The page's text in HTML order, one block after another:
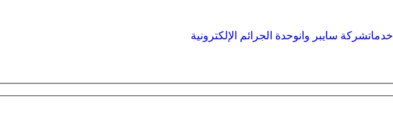
خدماتشركة سايبر وانوحدة الجرائم الإلكترونية